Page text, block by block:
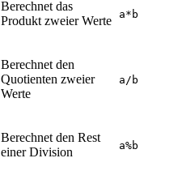
Berechnet das
Produkt zweier Werte
a*b
Berechnet den
Quotienten zweier
Werte
a/b
Berechnet den Rest
einer Division
a%b